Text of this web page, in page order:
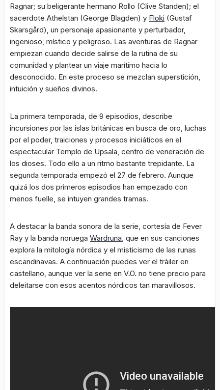
Ragnar; su beligerante hermano Rollo (Clive Standen); el
sacerdote Athelstan (George Blagden) y Floki (Gustaf
Skarsgård), un personaje apasionante y perturbador,
ingenioso, místico y peligroso. Las aventuras de Ragnar
empiezan cuando decide salirse de la rutina de su
comunidad y plantear un viaje marítimo hacia lo
desconocido. En este proceso se mezclan superstición,
intuición y sueños divinos.
La primera temporada, de 9 episodios, describe
incursiones por las islas británicas en busca de oro, luchas
por el poder, traiciones y procesos iniciáticos en el
espectacular Templo de Upsala, centro de veneración de
los dioses. Todo ello a un ritmo bastante trepidante. La
segunda temporada empezó el 27 de febrero. Aunque
quizá los dos primeros episodios han empezado con
menos fuelle, se intuyen grandes tramas.
A destacar la banda sonora de la serie, cortesía de Fever
Ray y la banda noruega Wardruna, que en sus canciones
explora la mitología nórdica y el misticismo de las runas
escandinavas. A continuación puedes ver el tráiler en
castellano, aunque ver la serie en V.O. no tiene precio para
deleitarse con esos acentos nórdicos tan maravillosos.